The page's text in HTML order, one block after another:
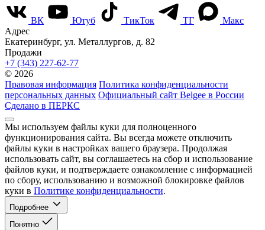
ВК Ютуб ТикТок ТГ
Макс
Адрес
Екатеринбург, ул. Металлургов, д. 82
Продажи
+7 (343) 227-62-77
© 2026
Правовая информация Политика конфиденциальности
персональных данных Официальный сайт Belgee в России
Сделано в ПЕРКС
Мы используем файлы куки для полноценного
функционирования сайта. Вы всегда можете отключить
файлы куки в настройках вашего браузера. Продолжая
использовать сайт, вы соглашаетесь на сбор и использование
файлов куки, и подтверждаете ознакомление с информацией
по сбору, использованию и возможной блокировке файлов
куки в Политике конфиденциальности.
Подробнее
Понятно